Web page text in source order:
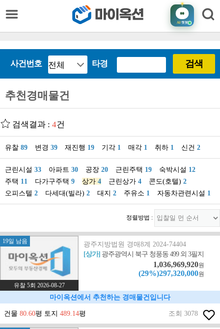
AI챗봇
사건번호 타경 검색
추천경매물건
검색결과 : 4건
유찰 89 변경 39 재진행 19 기각 1 매각 1 취하 1 신건 2
근린시설 33 아파트 30 공장 20 근린주택 19 숙박시설 12
주택 11 다가구주택 9 상가 4 근린상가 4 콘도(호텔) 2
오피스텔 2 다세대(빌라) 2 대지 2 주유소 1 자동차관련시설 1
정렬방법 :
19일 남음
유찰 5회 2026-08-27
광주지방법원 경매8계 2024-74404
[상가] 광주광역시 북구 청풍동 499 외 3필지
1,036,969,920원
(29%)297,320,000원
마이옥션에서 추천하는 경매물건입니다
건물 80.60평 토지 489.14평 조회 3078